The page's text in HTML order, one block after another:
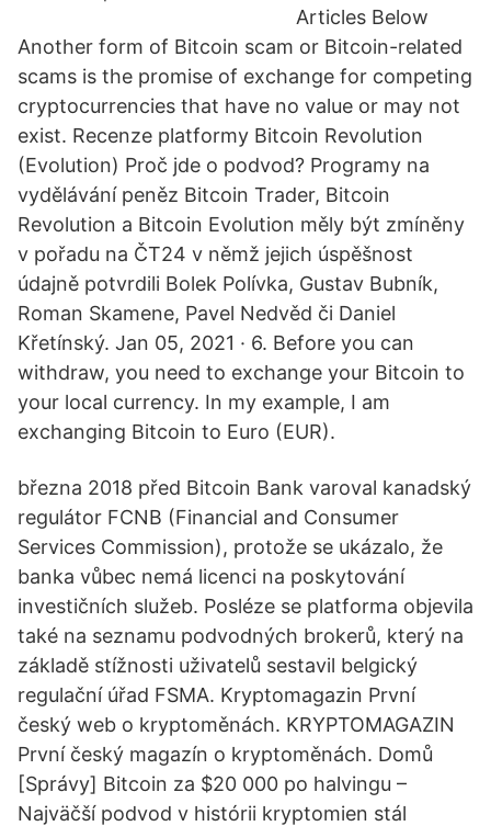
Articles Below
Another form of Bitcoin scam or Bitcoin-related
scams is the promise of exchange for competing
cryptocurrencies that have no value or may not
exist. Recenze platformy Bitcoin Revolution
(Evolution) Proč jde o podvod? Programy na
vydělávání peněz Bitcoin Trader, Bitcoin
Revolution a Bitcoin Evolution měly být zmíněny
v pořadu na ČT24 v němž jejich úspěšnost
údajně potvrdili Bolek Polívka, Gustav Bubník,
Roman Skamene, Pavel Nedvěd či Daniel
Křetínský. Jan 05, 2021 · 6. Before you can
withdraw, you need to exchange your Bitcoin to
your local currency. In my example, I am
exchanging Bitcoin to Euro (EUR).
března 2018 před Bitcoin Bank varoval kanadský
regulátor FCNB (Financial and Consumer
Services Commission), protože se ukázalo, že
banka vůbec nemá licenci na poskytování
investičních služeb. Posléze se platforma objevila
také na seznamu podvodných brokerů, který na
základě stížnosti uživatelů sestavil belgický
regulační úřad FSMA. Kryptomagazin První
český web o kryptoměnách. KRYPTOMAGAZIN
První český magazín o kryptoměnách. Domů
[Správy] Bitcoin za $20 000 po halvingu –
Najväčší podvod v histórii kryptomien stál